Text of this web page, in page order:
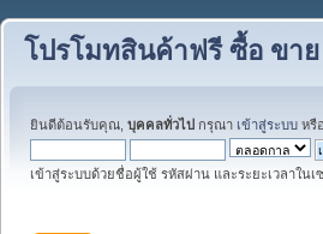
โปรโมทสินค้าฟรี ซื้อ ขา
ยินดีต้อนรับคุณ, บุคคลทั่วไป กรุณา เข้าสู่ระบบ หรือ
เข้าสู่ระบบด้วยชื่อผู้ใช้ รหัสผ่าน และระยะเวลาใน